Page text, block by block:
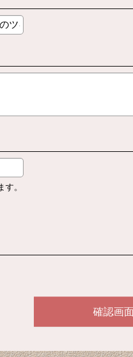
。
確認画